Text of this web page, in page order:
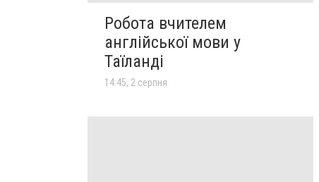
Робота вчителем
англійської мови у
Таїланді
14:45, 2 серпня